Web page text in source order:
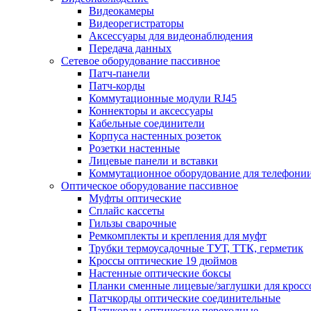
Видеокамеры
Видеорегистраторы
Аксессуары для видеонаблюдения
Передача данных
Сетевое оборудование пассивное
Патч-панели
Патч-корды
Коммутационные модули RJ45
Коннекторы и аксессуары
Кабельные соединители
Корпуса настенных розеток
Розетки настенные
Лицевые панели и вставки
Коммутационное оборудование для
Оптическое оборудование пассивное
Муфты оптические
Сплайс кассеты
Гильзы сварочные
Ремкомплекты и крепления для муфт
Трубки термоусадочные ТУТ, ТТК, герметик
Кроссы оптические 19 дюймов
Настенные оптические боксы
Планки сменные лицевые/заглушки для
Патчкорды оптические соединительные